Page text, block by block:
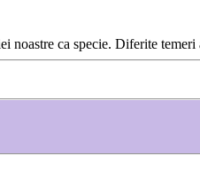
noastre ca specie. Diferite